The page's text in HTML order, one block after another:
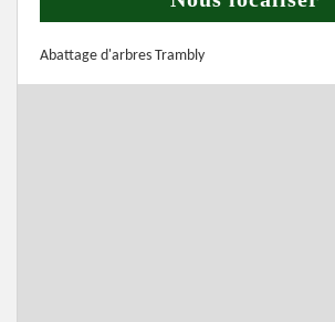
Abattage d'arbres Trambly